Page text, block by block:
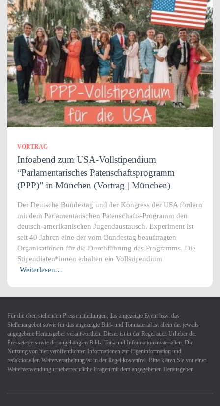
VORTRAG
Infoabend zum USA-Vollstipendium
“Parlamentarisches Patenschaftsprogramm
(PPP)” in München (Vortrag | München)
Der Deutsche Bundestag und der Kongress der USA fördern
mit dem Parlamentarischen Patenschafts-Programm den
deutsch-amerikanischen Jugendaustausch. Experiment ist
seit 40 Jahren eine der vom Bundestag beauftragten
Organisationen für die Durchführung des Programms. Die
Stipendiaten*innen erhalten ein Vollstipendium
Weiterlesen…
Für die oben stehenden Pressemitteilungen, das angezeigte Event bzw. das
Stellenangebot sowie für das angezeigte Bild- und Tonmaterial ist allein der jeweils
angegebene Herausgeber verantwortlich. Dieser ist in der Regel auch Urheber der
Pressetexte sowie der angehängten Bild-, Ton- und Informationsmaterialien. Die
Nutzung von hier veröffentlichten Informationen zur Eigeninformation und
redaktionellen Weiterverarbeitung ist in der Regel kostenfrei. Bitte klären Sie vor einer
Weiterverwendung urheberrechtliche Fragen mit dem angegebenen Herausgeber.